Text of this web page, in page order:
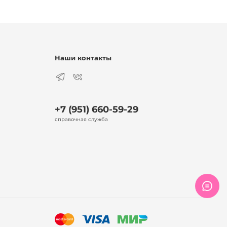
Наши контакты
+7 (951) 660-59-29
справочная служба